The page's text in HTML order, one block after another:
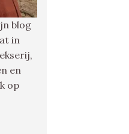
blog
in
en
op